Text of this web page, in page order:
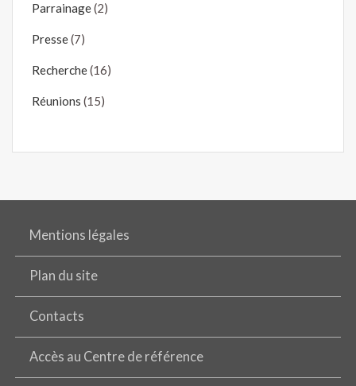
Parrainage(2)
Presse(7)
Recherche(16)
Réunions (15)
Mentions légales
Plan du site
Contacts
Accès au Centre de référence